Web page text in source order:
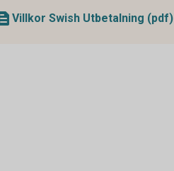
Villkor Swish Utbetalning (pdf)